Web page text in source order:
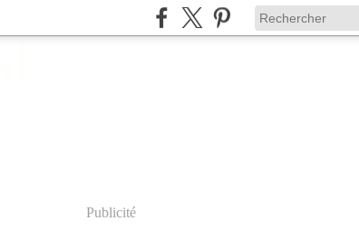
Publicité